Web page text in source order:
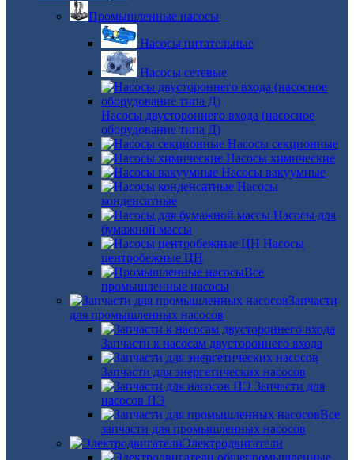
Промышленные насосы
Насосы питательные
Насосы сетевые
Насосы двустороннего входа (насосное
оборудование типа Д)
Насосы секционные
Насосы химические
Насосы вакуумные
Насосы
конденсатные
Насосы для
бумажной массы
Насосы
центробежные ЦН
Все
промышленные насосы
Запчасти
для промышленных насосов
Запчасти к насосам двустороннего входа
Запчасти для энергетических насосов
Запчасти для
насосов ПЭ
Все
запчасти для промышленных насосов
Электродвигатели